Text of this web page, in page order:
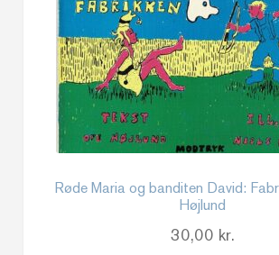
Røde Maria og banditen David:
Højlund
30,00 kr.